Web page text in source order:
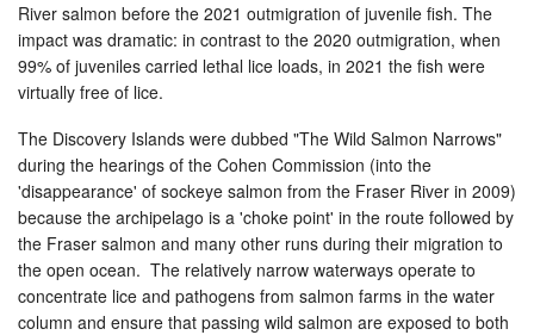
River salmon before the 2021 outmigration of juvenile fish. The
impact was dramatic: in contrast to the 2020 outmigration, when
99% of juveniles carried lethal lice loads, in 2021 the fish were
virtually free of lice.
The Discovery Islands were dubbed "The Wild Salmon Narrows"
during the hearings of the Cohen Commission (into the
'disappearance' of sockeye salmon from the Fraser River in 2009)
because the archipelago is a 'choke point' in the route followed by
the Fraser salmon and many other runs during their migration to
the open ocean. The relatively narrow waterways operate to
concentrate lice and pathogens from salmon farms in the water
column and ensure that passing wild salmon are exposed to both